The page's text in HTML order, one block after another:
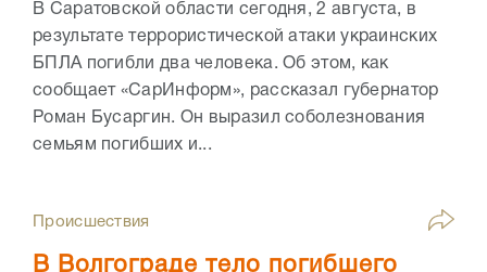
В Саратовской области сегодня, 2 августа, в
результате террористической атаки украинских
БПЛА погибли два человека. Об этом, как
сообщает «СарИнформ», рассказал губернатор
Роман Бусаргин. Он выразил соболезнования
семьям погибших и...
Происшествия
В Волгограде тело погибшего